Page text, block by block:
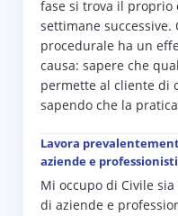
fase si trova il proprio
settimane successive.
procedurale ha un
causa: sapere che
permette al cliente di
sapendo che la
Lavora
aziende e
Mi occupo di Civile
di aziende e